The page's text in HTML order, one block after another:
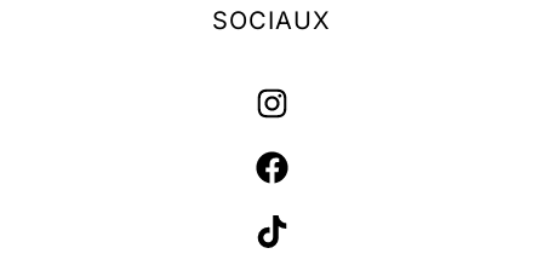
SOCIAUX